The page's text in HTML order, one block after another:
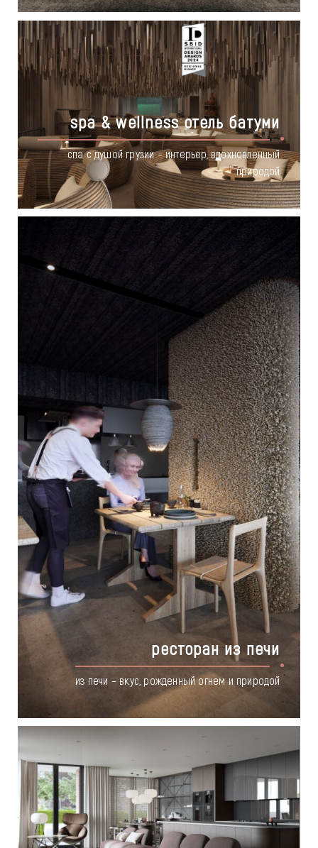
spa & wellness отель батуми
спа с душой грузии – интерьер, вдохновленный
природой
ресторан из печи
из печи – вкус, рожденный огнем и природой